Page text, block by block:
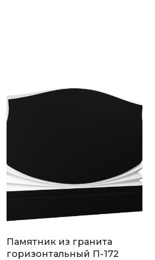
Памятник из гранита
горизонтальный П-172